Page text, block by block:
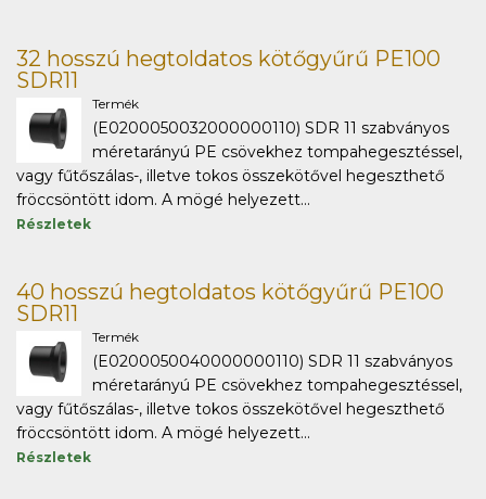
32 hosszú hegtoldatos kötőgyűrű PE100
SDR11
Termék
(E0200050032000000110) SDR 11 szabványos
méretarányú PE csövekhez tompahegesztéssel,
vagy fűtőszálas-, illetve tokos összekötővel hegeszthető
fröccsöntött idom. A mögé helyezett...
Részletek
40 hosszú hegtoldatos kötőgyűrű PE100
SDR11
Termék
(E0200050040000000110) SDR 11 szabványos
méretarányú PE csövekhez tompahegesztéssel,
vagy fűtőszálas-, illetve tokos összekötővel hegeszthető
fröccsöntött idom. A mögé helyezett...
Részletek